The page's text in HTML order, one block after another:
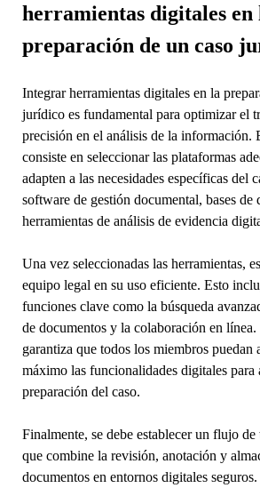
herramientas digitales en
preparación de un caso
Integrar herramientas digitales en la
jurídico es fundamental para optimizar el
precisión en el análisis de la información.
consiste en seleccionar las plataformas
adapten a las necesidades específicas del
software de gestión documental, bases de
herramientas de análisis de evidencia
Una vez seleccionadas las herramientas,
equipo legal en su uso eficiente. Esto
funciones clave como la búsqueda
de documentos y la colaboración en
garantiza que todos los miembros puedan
máximo las funcionalidades digitales para
preparación del caso.
Finalmente, se debe establecer un flujo
que combine la revisión, anotación y
documentos en entornos digitales